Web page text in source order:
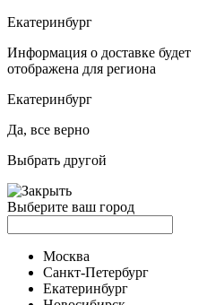
Екатеринбург
Информация о доставке будет
отображена для региона
Екатеринбург
Да, все верно
Выбрать другой
Выберите ваш город
Москва
Санкт-Петербург
Екатеринбург